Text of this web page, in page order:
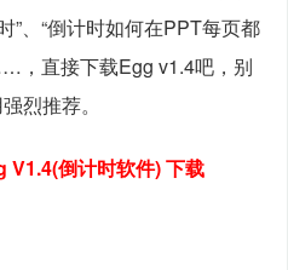
”、“倒计时如何在PPT每页都
，直接下载Egg v1.4吧，别
烈推荐。
V1.4(倒计时软件) 下载